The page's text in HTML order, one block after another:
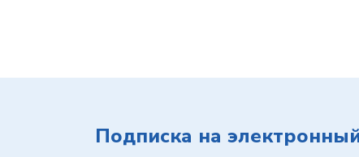
Подписка на